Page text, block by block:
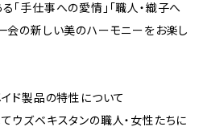
「手仕事への愛情」「職人・織子へ
会の新しい美のハーモニーをお楽し
ド製品の特性について
ウズベキスタンの職人・女性たちに